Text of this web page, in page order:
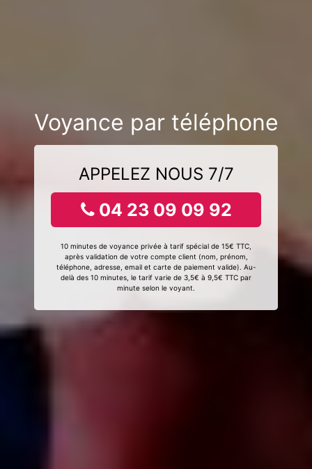
Voyance par téléphone
APPELEZ NOUS 7/7
04 23 09 09 92
10 minutes de voyance privée à tarif spécial de 15€ TTC,
après validation de votre compte client (nom, prénom,
téléphone, adresse, email et carte de paiement valide). Au-
delà des 10 minutes, le tarif varie de 3,5€ à 9,5€ TTC par
minute selon le voyant.